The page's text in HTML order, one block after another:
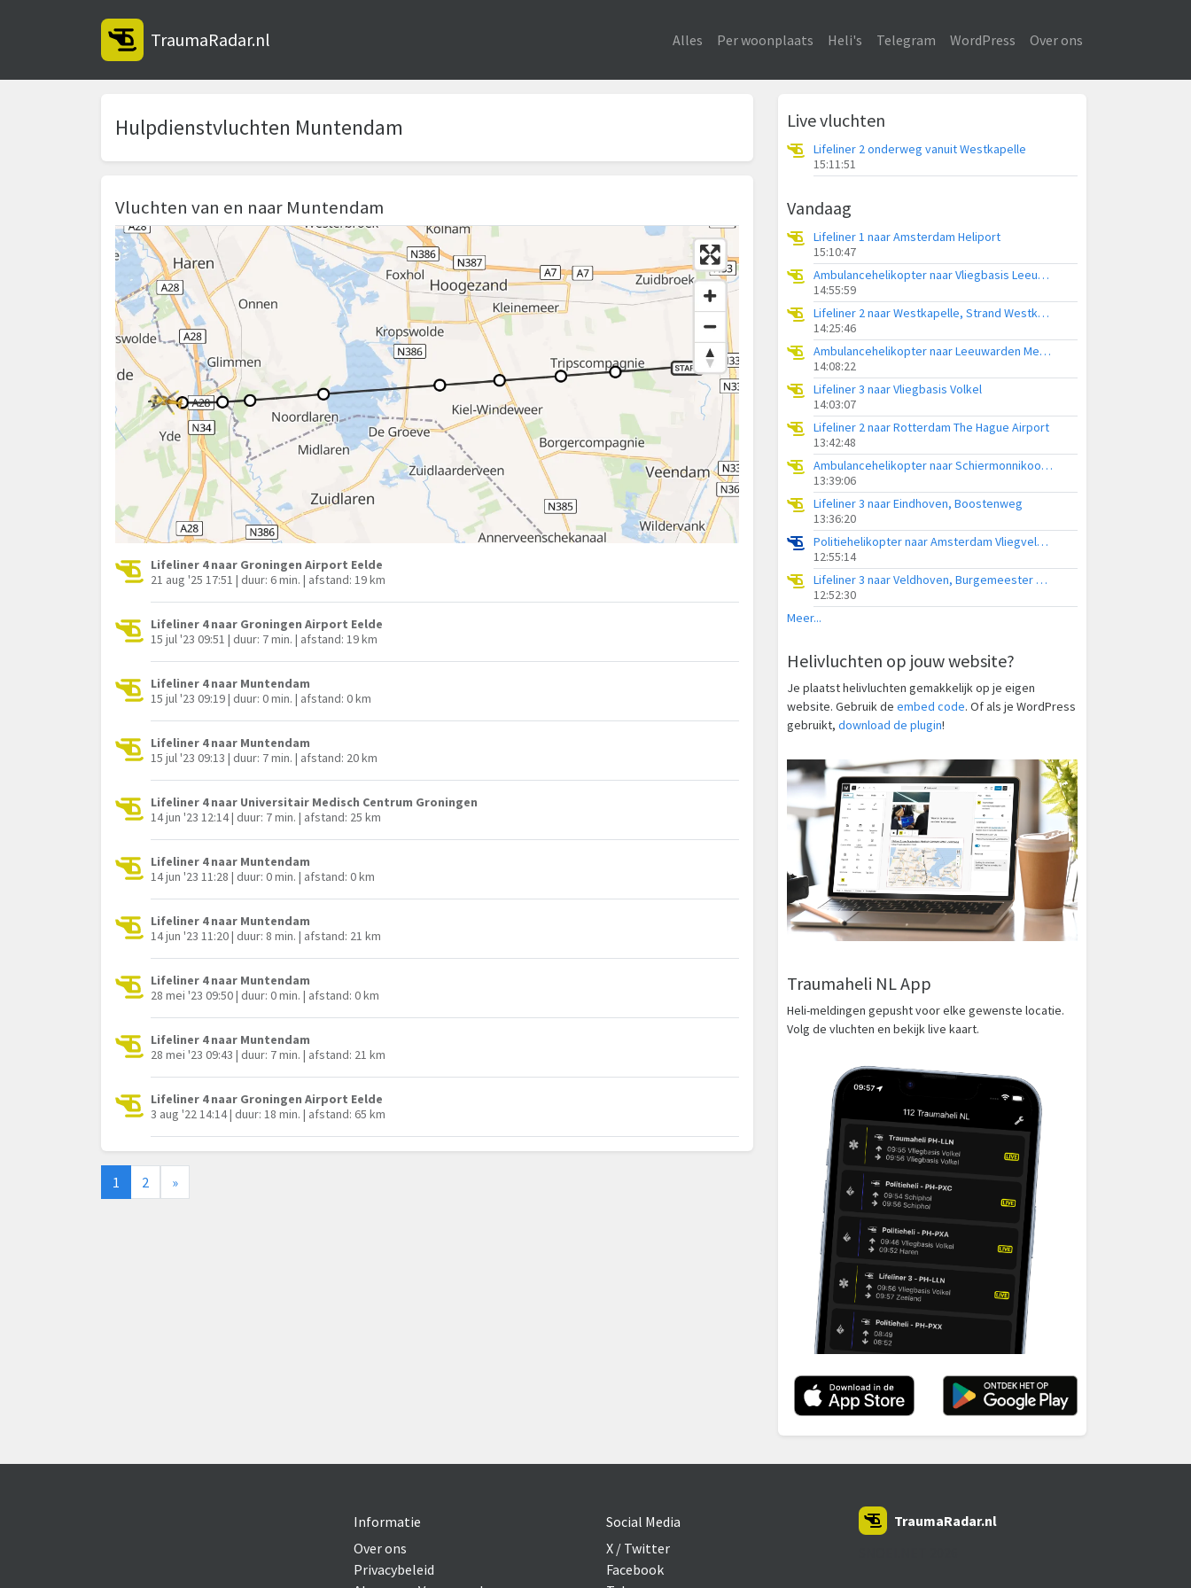
TraumaRadar.nl Alles Per woonplaats Heli's Telegram WordPress Over ons
Hulpdienstvluchten Muntendam
Vluchten van en naar Muntendam
Lifeliner 4 naar Groningen Airport Eelde
21 aug '25 17:51 | duur: 6 min. | afstand: 19 km
Lifeliner 4 naar Groningen Airport Eelde
15 jul '23 09:51 | duur: 7 min. | afstand: 19 km
Lifeliner 4 naar Muntendam
15 jul '23 09:19 | duur: 0 min. | afstand: 0 km
Lifeliner 4 naar Muntendam
15 jul '23 09:13 | duur: 7 min. | afstand: 20 km
Lifeliner 4 naar Universitair Medisch Centrum Groningen
14 jun '23 12:14 | duur: 7 min. | afstand: 25 km
Lifeliner 4 naar Muntendam
14 jun '23 11:28 | duur: 0 min. | afstand: 0 km
Lifeliner 4 naar Muntendam
14 jun '23 11:20 | duur: 8 min. | afstand: 21 km
Lifeliner 4 naar Muntendam
28 mei '23 09:50 | duur: 0 min. | afstand: 0 km
Lifeliner 4 naar Muntendam
28 mei '23 09:43 | duur: 7 min. | afstand: 21 km
Lifeliner 4 naar Groningen Airport Eelde
3 aug '22 14:14 | duur: 18 min. | afstand: 65 km
1 2 »
Live vluchten
Lifeliner 2 onderweg vanuit Westkapelle
15:11:51
Vandaag
Lifeliner 1 naar Amsterdam Heliport
15:10:47
Ambulancehelikopter naar Vliegbasis Leeuwarden
14:55:59
Lifeliner 2 naar Westkapelle, Strand Westkapelle
14:25:46
Ambulancehelikopter naar Leeuwarden Medical Center Heliport
14:08:22
Lifeliner 3 naar Vliegbasis Volkel
14:03:07
Lifeliner 2 naar Rotterdam The Hague Airport
13:42:48
Ambulancehelikopter naar Schiermonnikoog Heliport
13:39:06
Lifeliner 3 naar Eindhoven, Boostenweg
13:36:20
Politiehelikopter naar Amsterdam Vliegveld Schiphol
12:55:14
Lifeliner 3 naar Veldhoven, Burgemeester van Hoofflaan
12:52:30
Meer...
Helivluchten op jouw website?
Je plaatst helivluchten gemakkelijk op je eigen
website. Gebruik de embed code. Of als je WordPress
gebruikt, download de plugin!
Traumaheli NL App
Heli-meldingen gepusht voor elke gewenste locatie.
Volg de vluchten en bekijk live kaart.
Informatie
Over ons
Privacybeleid
Social Media
X / Twitter
Facebook
TraumaRadar.nl